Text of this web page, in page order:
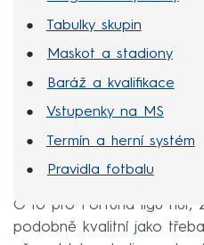
Tabulky skupin
Maskot a stadiony
Baráž a kvalifikace
Vstupenky na MS
Termín a herní systém
Pravidla fotbalu
O to pro Fortuna ligu hůř,
podobně kvalitní jako